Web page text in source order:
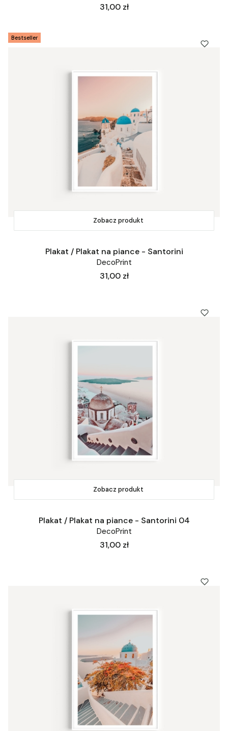
Cena
31,00 zł
Bestseller
Zobacz produkt
Plakat / Plakat na piance - Santorini
DecoPrint
Cena
31,00 zł
Zobacz produkt
Plakat / Plakat na piance - Santorini 04
DecoPrint
Cena
31,00 zł